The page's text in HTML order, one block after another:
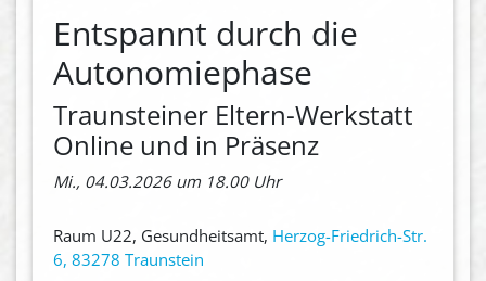
Entspannt durch die
Autonomiephase
Traunsteiner Eltern-Werkstatt
Online und in Präsenz
Mi., 04.03.2026 um 18.00 Uhr
Raum U22, Gesundheitsamt, Herzog-Friedrich-Str.
6, 83278 Traunstein